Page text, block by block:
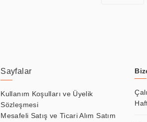
Sayfalar
Kullanım Koşulları ve Üyelik
Sözleşmesi
Mesafeli Satış ve Ticari Alım Satım